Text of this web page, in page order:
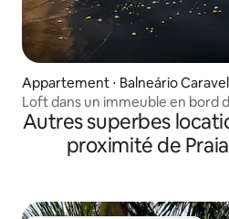
Appartement ⋅ Balneário
Loft dans un immeuble en bord
conditionné et barbecue
Autres superbes
proximité de